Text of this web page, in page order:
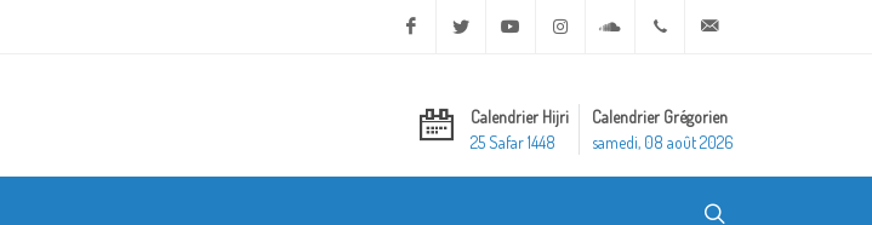
Facebook Twitter Youtube Instagram Soundcloud+20 2 25970400
Calendrier Hijri
25 Safar 1448
Calendrier Grégorien
samedi, 08 août 2026